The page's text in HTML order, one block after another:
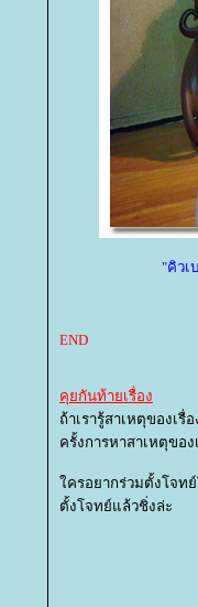
"คิวเ
END
คุยกันท้ายเรื่อง
ถ้าเรารู้สาเหตุของเรื่
ครั้งการหาสาเหตุขอ
ครอยากร่วมตั้งโจทย์
ตั้งโจทย์แล้วชิ่งล่ะ